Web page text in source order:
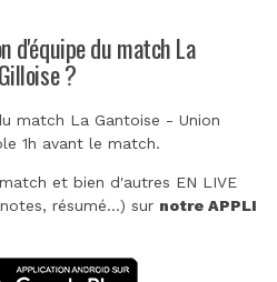
d'équipe du match La
?
match La Gantoise - Union
1h avant le match.
et bien d'autres EN LIVE
résumé...) sur notre APPLI